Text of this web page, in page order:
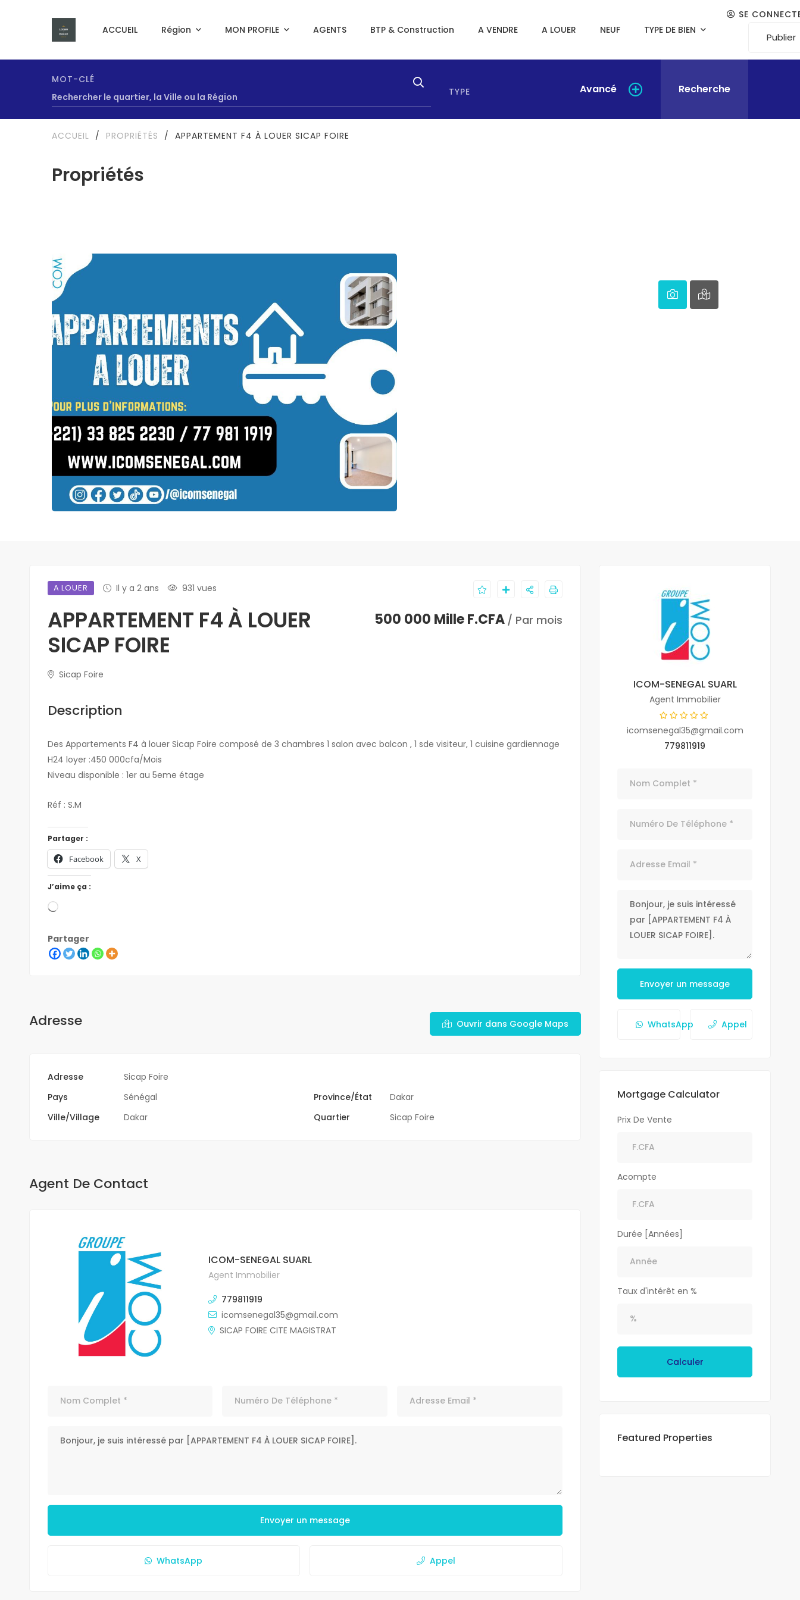
ACCUEIL Région MON PROFILE AGENTS BTP & Construction A VENDRE A LOUER NEUF TYPE DE BIEN
SE
Publier
MOT-CLÉ
TYPE
Avancé Recherche
Propriétés
ACCUEIL / PROPRIÉTÉS / APPARTEMENT F4 À LOUER SICAP FOIRE
A LOUER Il y a 2 ans 931 vues
APPARTEMENT F4 À LOUER
SICAP FOIRE
Sicap Foire
500 000 Mille F.CFA / Par mois
Description
Des Appartements F4 à louer Sicap Foire composé de 3 chambres 1 salon avec balcon , 1 sde visiteur, 1 cuisine gardiennage
H24 loyer :450 000cfa/Mois
Niveau disponible : 1er au 5eme étage
Réf : S.M
Partager :
Facebook X
J’aime ça :
Partager
Adresse Ouvrir dans Google Maps
Adresse
Sicap Foire
Pays
Sénégal Province/État
Dakar
Ville/Village
Dakar Quartier Sicap Foire
Agent De Contact
ICOM-SENEGAL SUARL
Agent Immobilier
779811919
icomsenegal35@gmail.com
SICAP FOIRE CITE MAGISTRAT
Envoyer un message
WhatsApp Appel
ICOM-SENEGAL SUARL
Agent Immobilier
icomsenegal35@gmail.com
779811919
Envoyer un message
WhatsApp Appel
Mortgage Calculator
Prix De Vente
Acompte
Durée [Années]
Taux d'intérêt en %
Calculer
Featured Properties